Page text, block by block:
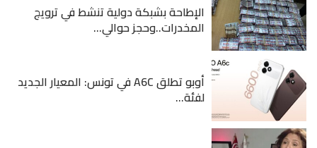
الإطاحة بشبكة دولية تنشط في ترويج
المخدرات..وحجز حوالي...
أوبو تطلق A6C في تونس: المعيار الجديد
لفئة...